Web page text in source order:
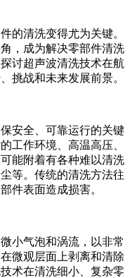
的清洗变得尤为关键。
，成为解决零部件清洗
讨超声波清洗技术在航
挑战和未来发展前景。
安全、可靠运行的关键
工作环境、高温高压、
能附着有各种难以清洗
等。传统的清洗方法往
件表面造成损害。
小气泡和涡流，以非常
微观层面上剥离和清除
术在清洗细小、复杂零